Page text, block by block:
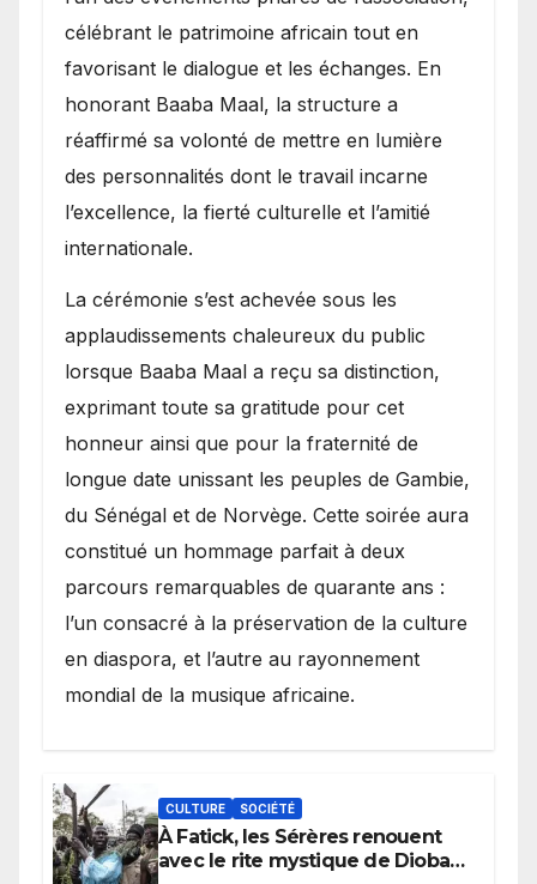
célébrant le patrimoine africain tout en
favorisant le dialogue et les échanges. En
honorant Baaba Maal, la structure a
réaffirmé sa volonté de mettre en lumière
des personnalités dont le travail incarne
l’excellence, la fierté culturelle et l’amitié
internationale.
​La cérémonie s’est achevée sous les
applaudissements chaleureux du public
lorsque Baaba Maal a reçu sa distinction,
exprimant toute sa gratitude pour cet
honneur ainsi que pour la fraternité de
longue date unissant les peuples de Gambie,
du Sénégal et de Norvège. Cette soirée aura
constitué un hommage parfait à deux
parcours remarquables de quarante ans :
l’un consacré à la préservation de la culture
en diaspora, et l’autre au rayonnement
mondial de la musique africaine.
CULTURE SOCIÉTÉ
À Fatick, les Sérères renouent
avec le rite mystique de Diobaye